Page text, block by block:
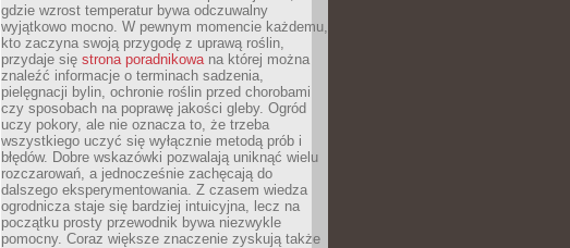
gdzie wzrost temperatur bywa odczuwalny
wyjątkowo mocno. W pewnym momencie każdemu,
kto zaczyna swoją przygodę z uprawą roślin,
przydaje się strona poradnikowana której można
znaleźć informacje o terminach sadzenia,
pielęgnacji bylin, ochronie roślin przed chorobami
czy sposobach na poprawę jakości gleby. Ogród
uczy pokory, ale nie oznacza to, że trzeba
wszystkiego uczyć się wyłącznie metodą prób i
błędów. Dobre wskazówki pozwalają uniknąć wielu
rozczarowań, a jednocześnie zachęcają do
dalszego eksperymentowania. Z czasem wiedza
ogrodnicza staje się bardziej intuicyjna, lecz na
początku prosty przewodnik bywa niezwykle
pomocny. Coraz większe znaczenie zyskują także